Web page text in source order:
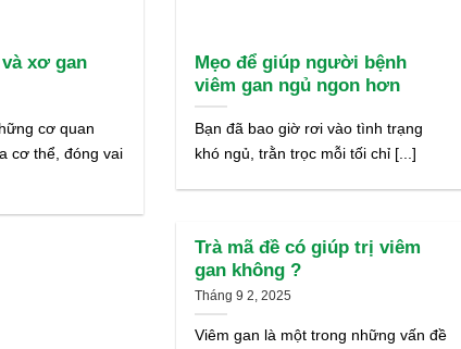
xơ gan
cơ quan
cơ thể, đóng vai
Mẹo để giúp người bệnh
viêm gan ngủ ngon hơn
Bạn đã bao giờ rơi vào tình trạng
khó ngủ, trằn trọc mỗi tối chỉ [...]
Trà mã đề có giúp trị viêm
gan không ?
Tháng 9 2, 2025
Viêm gan là một trong những vấn đề